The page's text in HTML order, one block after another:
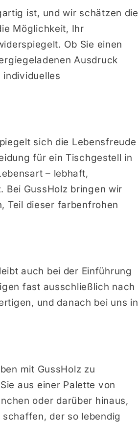
ist, und wir schätzen die
Möglichkeit, Ihr
Ob Sie einen
Ausdruck
sich die Lebensfreude
für ein Tischgestell in
– lebhaft,
GussHolz bringen wir
Teil dieser farbenfrohen
auch bei der Einführung
fast ausschließlich nach
und danach bei uns in
mit GussHolz zu
aus einer Palette von
oder darüber hinaus,
der so lebendig